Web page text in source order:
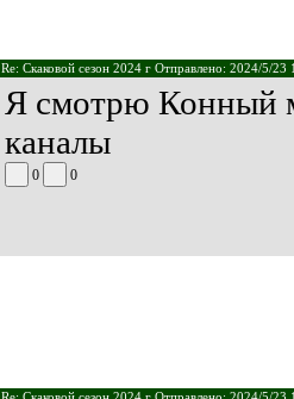
Re: Скаковой сезон 2024 г Отправлено: 2024/5/23
Я смотрю Конный
каналы
0 0